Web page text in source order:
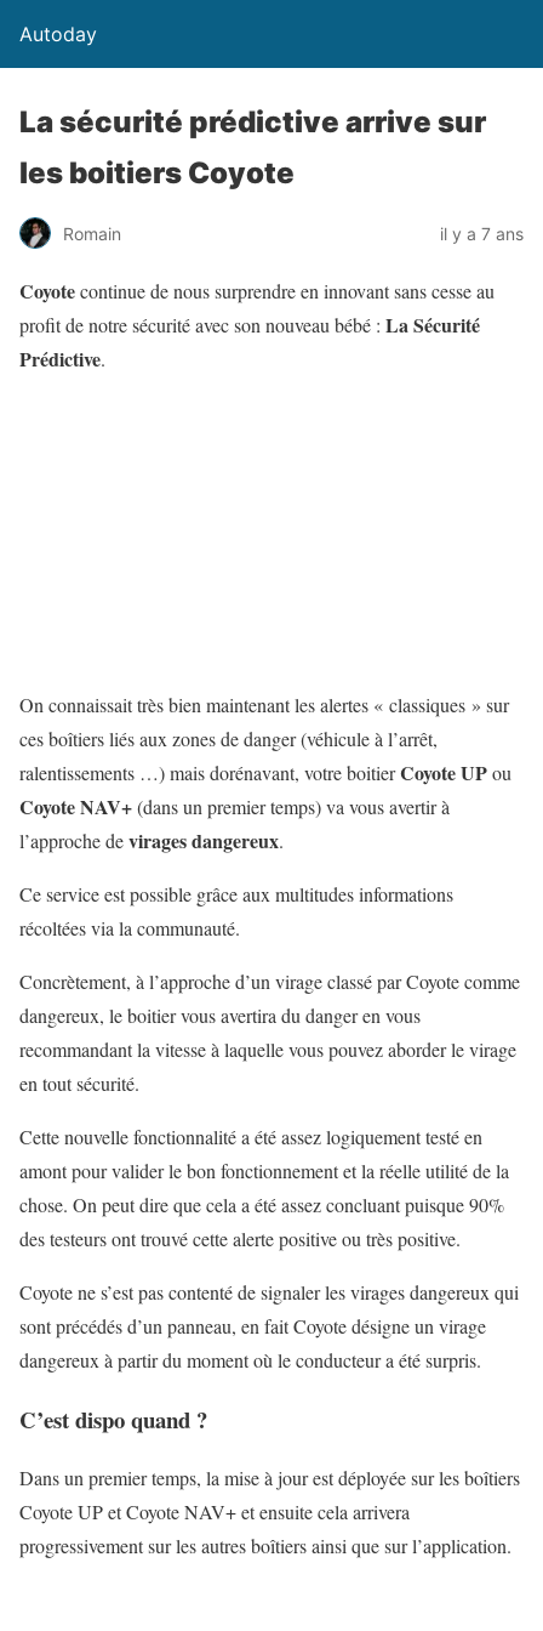
Autoday
La sécurité prédictive arrive sur
les boitiers Coyote
Romain il y a 7 ans
Coyotecontinue de nous surprendre en innovant sans cesse au
profit de notre sécurité avec son nouveau bébé : La Sécurité
Prédictive.
On connaissait très bien maintenant les alertes « classiques » sur
ces boîtiers liés aux zones de danger (véhicule à l’arrêt,
ralentissements …) mais dorénavant, votre boitierCoyote UPou
Coyote NAV+(dans un premier temps) va vous avertir à
l’approche devirages dangereux.
Ce service est possible grâce aux multitudes informations
récoltées via la communauté.
Concrètement, à l’approche d’un virage classé par Coyote comme
dangereux, le boitier vous avertira du danger en vous
recommandant la vitesse à laquelle vous pouvez aborder le virage
en tout sécurité.
Cette nouvelle fonctionnalité a été assez logiquement testé en
amont pour valider le bon fonctionnement et la réelle utilité de la
chose. On peut dire que cela a été assez concluant puisque 90%
des testeurs ont trouvé cette alerte positive ou très positive.
Coyote ne s’est pas contenté de signaler les virages dangereux qui
sont précédés d’un panneau, en fait Coyote désigne un virage
dangereux à partir du moment où le conducteur a été surpris.
C’est dispo quand ?
Dans un premier temps, la mise à jour est déployée sur les boîtiers
Coyote UP et Coyote NAV+ et ensuite cela arrivera
progressivement sur les autres boîtiers ainsi que sur l’application.